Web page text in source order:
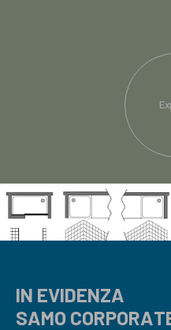
IN EVIDENZA
SAMO